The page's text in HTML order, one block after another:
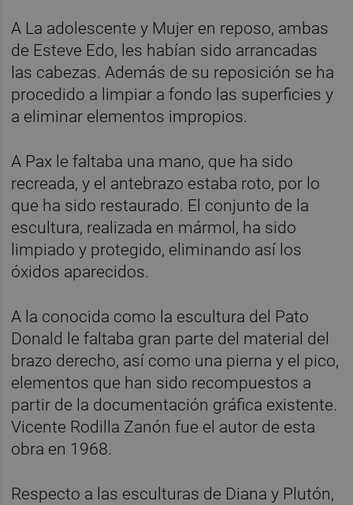
A La adolescente y Mujer en reposo, ambas
de Esteve Edo, les habían sido arrancadas
las cabezas. Además de su reposición se ha
procedido a limpiar a fondo las superficies y
a eliminar elementos impropios.
A Pax le faltaba una mano, que ha sido
recreada, y el antebrazo estaba roto, por lo
que ha sido restaurado. El conjunto de la
escultura, realizada en mármol, ha sido
limpiado y protegido, eliminando así los
óxidos aparecidos.
A la conocida como la escultura del Pato
Donald le faltaba gran parte del material del
brazo derecho, así como una pierna y el pico,
elementos que han sido recompuestos a
partir de la documentación gráfica existente.
Vicente Rodilla Zanón fue el autor de esta
obra en 1968.
Respecto a las esculturas de Diana y Plutón,